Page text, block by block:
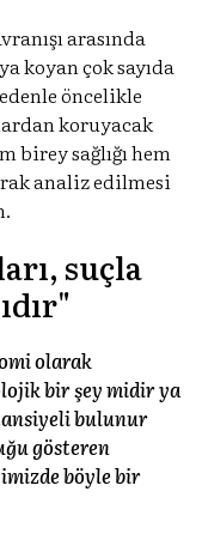
arasında
koyan çok sayıda
öncelikle
koruyacak
birey sağlığı hem
analiz edilmesi
suçla
olarak
bir şey midir ya
bulunur
gösteren
böyle bir